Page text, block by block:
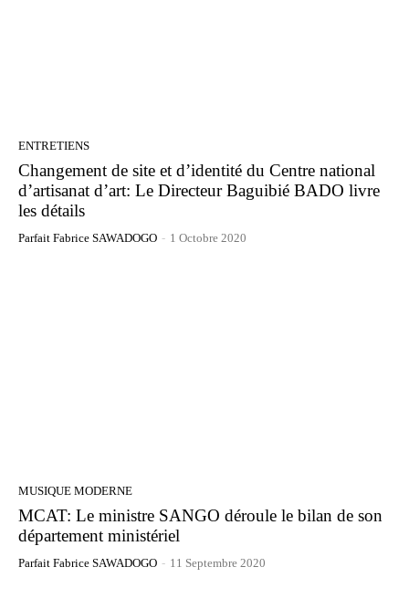
ENTRETIENS
Changement de site et d’identité du Centre national
d’artisanat d’art: Le Directeur Baguibié BADO livre
les détails
Parfait Fabrice SAWADOGO - 1 Octobre 2020
MUSIQUE MODERNE
MCAT: Le ministre SANGO déroule le bilan de son
département ministériel
Parfait Fabrice SAWADOGO - 11 Septembre 2020